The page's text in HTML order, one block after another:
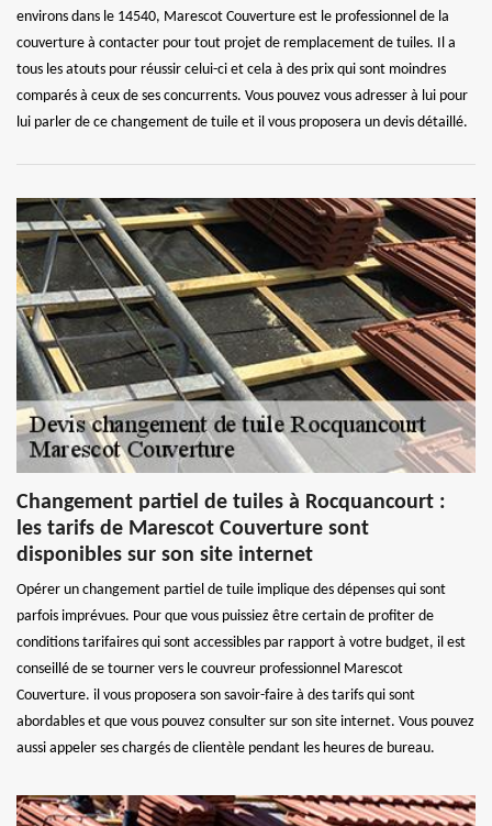
environs dans le 14540, Marescot Couverture est le professionnel de la
couverture à contacter pour tout projet de remplacement de tuiles. Il a
tous les atouts pour réussir celui-ci et cela à des prix qui sont moindres
comparés à ceux de ses concurrents. Vous pouvez vous adresser à lui pour
lui parler de ce changement de tuile et il vous proposera un devis détaillé.
Changement partiel de tuiles à Rocquancourt :
les tarifs de Marescot Couverture sont
disponibles sur son site internet
Opérer un changement partiel de tuile implique des dépenses qui sont
parfois imprévues. Pour que vous puissiez être certain de profiter de
conditions tarifaires qui sont accessibles par rapport à votre budget, il est
conseillé de se tourner vers le couvreur professionnel Marescot
Couverture. il vous proposera son savoir-faire à des tarifs qui sont
abordables et que vous pouvez consulter sur son site internet. Vous pouvez
aussi appeler ses chargés de clientèle pendant les heures de bureau.